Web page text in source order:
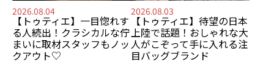
2026.08.04
【トゥティエ】 一目惚れす
る人続出！ クラシカルな佇
まいに取材スタッフもノッ
クアウト♡
2026.08.03
【トゥティエ】 待望の日本
上陸で話題！ おしゃれな大
人がこぞって手に入れる注
目バッグブランド